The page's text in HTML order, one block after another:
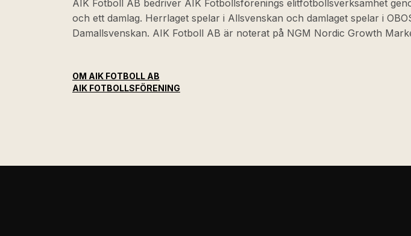
AIK Fotboll AB bedriver AIK Fotbollsförenings elitfotbollsverksamhet
och ett damlag. Herrlaget spelar i Allsvenskan och damlaget spelar i
Damallsvenskan. AIK Fotboll AB är noterat på NGM Nordic Growth
OM AIK FOTBOLL AB
AIK FOTBOLLSFÖRENING